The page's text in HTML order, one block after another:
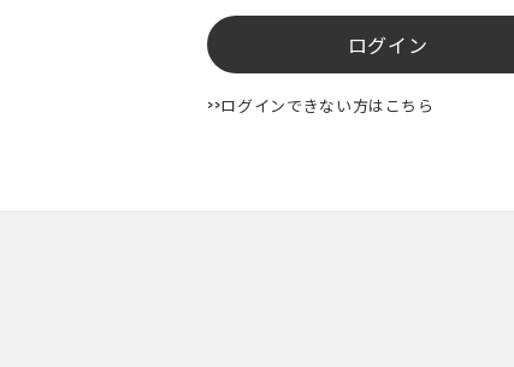
ログイン
>>ログインできない方はこちら